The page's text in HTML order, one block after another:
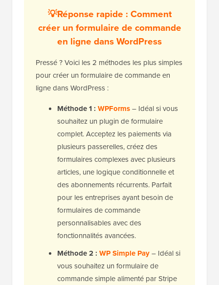
💡Réponse rapide : Comment
créer un formulaire de commande
en ligne dans WordPress
Pressé ? Voici les 2 méthodes les plus simples
pour créer un formulaire de commande en
ligne dans WordPress :
Méthode 1 : WPForms– Idéal si vous
souhaitez un plugin de formulaire
complet. Acceptez les paiements via
plusieurs passerelles, créez des
formulaires complexes avec plusieurs
articles, une logique conditionnelle et
des abonnements récurrents. Parfait
pour les entreprises ayant besoin de
formulaires de commande
personnalisables avec des
fonctionnalités avancées.
Méthode 2 : WP Simple Pay– Idéal si
vous souhaitez un formulaire de
commande simple alimenté par Stripe